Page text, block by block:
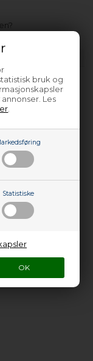
bruk og
Les
Statistiske